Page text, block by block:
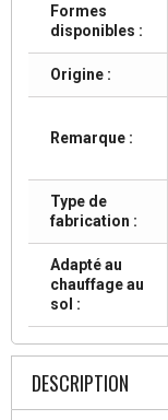
Formes
disponibles :
Origine :
Remarque :
Type de
fabrication :
Adapté au
chauffage au
sol :
DESCRIPTION